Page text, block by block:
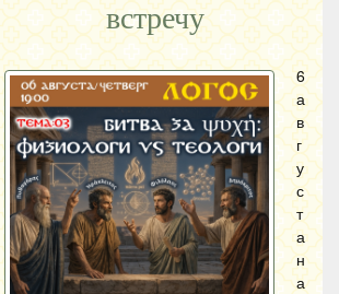
встречу
6
а
в
г
у
с
т
а
н
а